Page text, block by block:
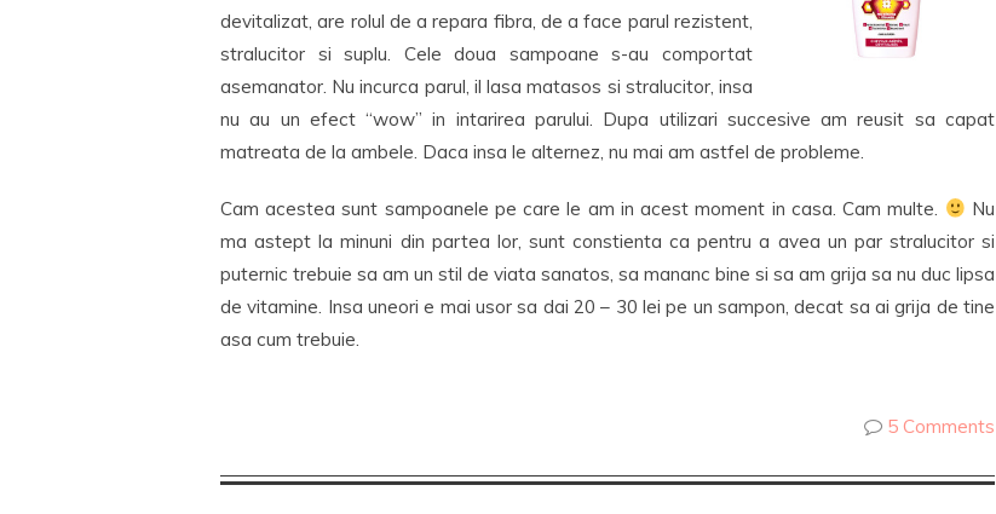
devitalizat, are rolul de a repara fibra, de a face parul rezistent,
stralucitor si suplu. Cele doua sampoane s-au comportat
asemanator. Nu incurca parul, il lasa matasos si stralucitor, insa
nu au un efect “wow” in intarirea parului. Dupa utilizari succesive am reusit sa capat
matreata de la ambele. Daca insa le alternez, nu mai am astfel de probleme.
Cam acestea sunt sampoanele pe care le am in acest moment in casa. Cam multe.
Nu
ma astept la minuni din partea lor, sunt constienta ca pentru a avea un par stralucitor si
puternic trebuie sa am un stil de viata sanatos, sa mananc bine si sa am grija sa nu duc lipsa
de vitamine. Insa uneori e mai usor sa dai 20 – 30 lei pe un sampon, decat sa ai grija de tine
asa cum trebuie.
5 Comments